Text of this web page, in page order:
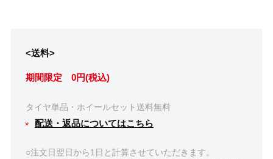
<送料>
期間限定 0円(税込)
タイヤ単品・ホイールセット送料無料
配送・返品についてはこちら
○注文日翌日から1日と計算させていただきます。